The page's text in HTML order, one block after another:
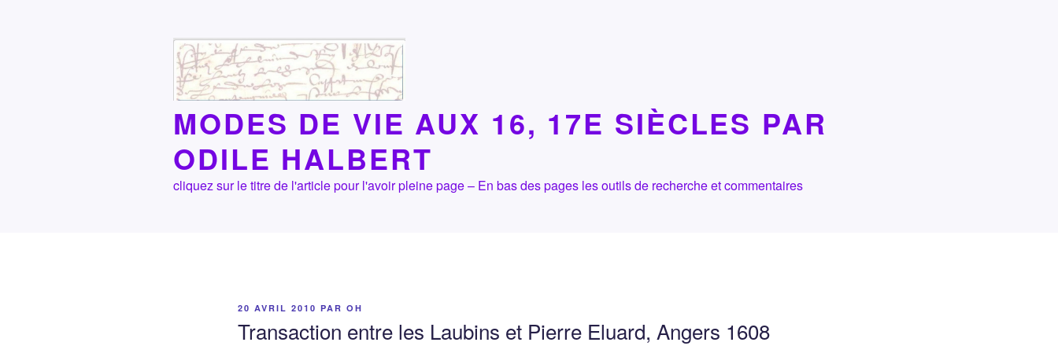
MODES DE VIE AUX 16, 17E SIÈCLES PAR
ODILE HALBERT
cliquez sur le titre de l'article pour l'avoir pleine page – En bas des pages les outils de recherche et commentaires
PUBLIÉ
20 AVRIL 2010 PAR OH
Transaction entre les Laubins et Pierre Eluard, Angers 1608